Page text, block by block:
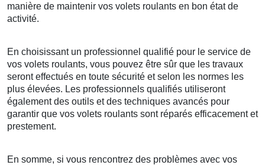
manière de maintenir vos volets roulants en bon état de
activité.
En choisissant un professionnel qualifié pour le service de
vos volets roulants, vous pouvez être sûr que les travaux
seront effectués en toute sécurité et selon les normes les
plus élevées. Les professionnels qualifiés utiliseront
également des outils et des techniques avancés pour
garantir que vos volets roulants sont réparés efficacement et
prestement.
En somme, si vous rencontrez des problèmes avec vos